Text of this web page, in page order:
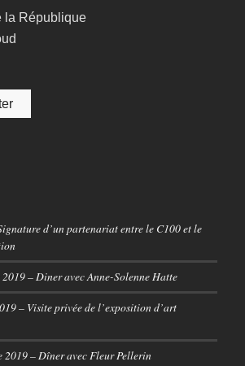
la République
d’un partenariat entre le C100 et le
– Diner avec Anne-Solenne Hatte
– Visite privée de l’exposition d’art
2019 – Dîner avec Fleur Pellerin